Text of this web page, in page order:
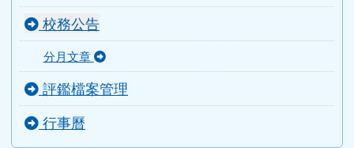
校務公告
分月文章
評鑑檔案管理
行事曆